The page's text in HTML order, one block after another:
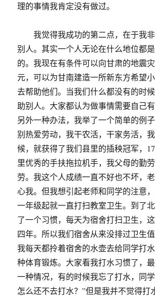
理的事情我肯定没有做过。
我觉得我成功的第二点，在于我非
别人。其实一个人无论在什么地位都
的。我现在有条件可以向甘肃的地震
元，可以为甘南建造一所新东方希望
去帮助他们。当我们什么都没有的时
助别人。大家都认为做事情需要自己
另外一种办法，我举了一个简单的例
别热爱劳动，我干农活，干家务活，
候，就获得了我们县里的插秧冠军，
里优秀的手扶拖拉机手，我父母的勤
劳。我这个人成绩一直不好也不坏，
心我。但我想引起老师和同学的注意
一年级起就一直打扫教室卫生。到了
了一个习惯，每天为宿舍打扫卫生，
四年。所以我们宿舍从来没排过卫生值
我每天都拎着宿舍的水壶去给同学打
种体育锻炼。大家看我打水习惯了，
一种情况，有的时候我忘了打水，同
怎么还不去打水？”但是我并不觉得打